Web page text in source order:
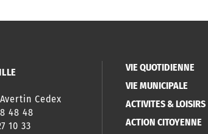
Cedex
48 48
10 33
VIE QUOTIDIENNE
VIE MUNICIPALE
ACTIVITES & LOISIRS
ACTION CITOYENNE